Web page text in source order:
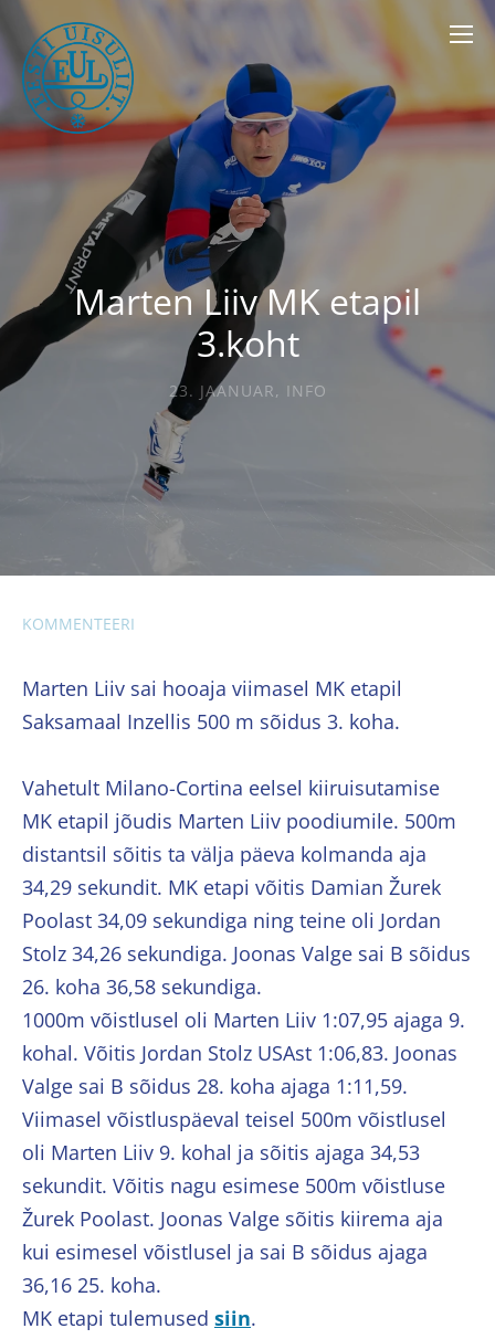
Marten Liiv MK etapil
3.koht
23. JAANUAR, INFO
KOMMENTEERI
Marten Liiv sai hooaja viimasel MK etapil
Saksamaal Inzellis 500 m sõidus 3. koha.
Vahetult Milano-Cortina eelsel kiiruisutamise
MK etapil jõudis Marten Liiv poodiumile. 500m
distantsil sõitis ta välja päeva kolmanda aja
34,29 sekundit. MK etapi võitis Damian Žurek
Poolast 34,09 sekundiga ning teine oli Jordan
Stolz 34,26 sekundiga. Joonas Valge sai B sõidus
26. koha 36,58 sekundiga.
1000m võistlusel oli Marten Liiv 1:07,95 ajaga 9.
kohal. Võitis Jordan Stolz USAst 1:06,83. Joonas
Valge sai B sõidus 28. koha ajaga 1:11,59.
Viimasel võistluspäeval teisel 500m võistlusel
oli Marten Liiv 9. kohal ja sõitis ajaga 34,53
sekundit. Võitis nagu esimese 500m võistluse
Žurek Poolast. Joonas Valge sõitis kiirema aja
kui esimesel võistlusel ja sai B sõidus ajaga
36,16 25. koha.
MK etapi tulemused siin.